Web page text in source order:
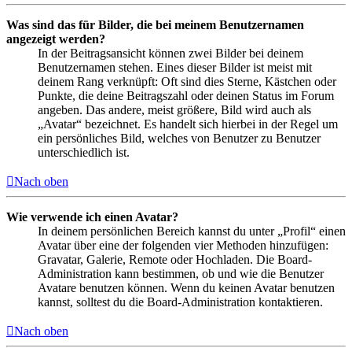
Was sind das für Bilder, die bei meinem Benutzernamen
angezeigt werden?
In der Beitragsansicht können zwei Bilder bei deinem
Benutzernamen stehen. Eines dieser Bilder ist meist mit
deinem Rang verknüpft: Oft sind dies Sterne, Kästchen oder
Punkte, die deine Beitragszahl oder deinen Status im Forum
angeben. Das andere, meist größere, Bild wird auch als
„Avatar“ bezeichnet. Es handelt sich hierbei in der Regel um
ein persönliches Bild, welches von Benutzer zu Benutzer
unterschiedlich ist.
Nach oben
Wie verwende ich einen Avatar?
In deinem persönlichen Bereich kannst du unter „Profil“ einen
Avatar über eine der folgenden vier Methoden hinzufügen:
Gravatar, Galerie, Remote oder Hochladen. Die Board-
Administration kann bestimmen, ob und wie die Benutzer
Avatare benutzen können. Wenn du keinen Avatar benutzen
kannst, solltest du die Board-Administration kontaktieren.
Nach oben